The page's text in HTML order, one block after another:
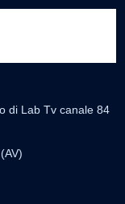
di Lab Tv canale 84